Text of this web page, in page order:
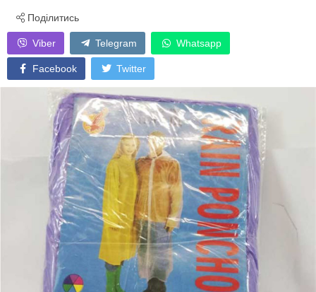
Поділитись
Viber Telegram Whatsapp
Facebook Twitter